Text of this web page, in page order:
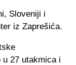
Sloveniji i
iz Zaprešića.
u 27 utakmica i